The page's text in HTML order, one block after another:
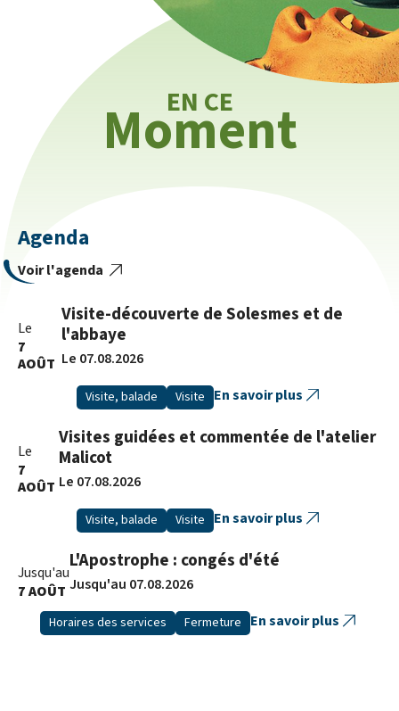
EN CE
Moment
Agenda
Voir l'agenda
Le
7
AOÛT
Visite-découverte de Solesmes et de
l'abbaye
Le 07.08.2026
Visite, balade Visite En savoir plus
Le
7
AOÛT
Visites guidées et commentée de l'atelier
Malicot
Le 07.08.2026
Visite, balade Visite En savoir plus
Jusqu'au
7 AOÛT
L'Apostrophe : congés d'été
Jusqu'au 07.08.2026
Horaires des services Fermeture En savoir plus